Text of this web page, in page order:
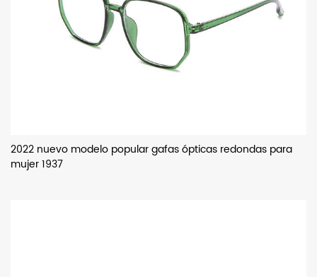
2022 nuevo modelo popular gafas ópticas redondas para
mujer 1937